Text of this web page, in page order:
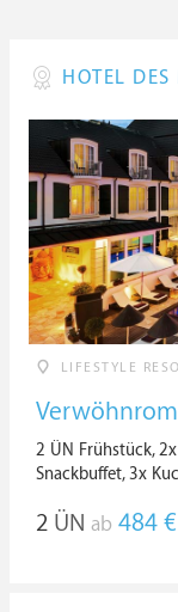
HOTEL DES
LIFESTYLE
2 ÜN Frühstück,
Snackbuffet, 3x
2 ÜN ab 484 €